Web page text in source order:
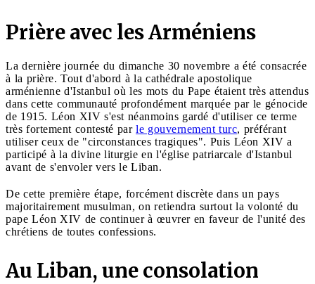
Prière avec les Arméniens
La dernière journée du dimanche 30 novembre a été consacrée
à la prière. Tout d'abord à la cathédrale apostolique
arménienne d'Istanbul où les mots du Pape étaient très attendus
dans cette communauté profondément marquée par le génocide
de 1915. Léon XIV s'est néanmoins gardé d'utiliser ce terme
très fortement contesté par le gouvernement turc, préférant
utiliser ceux de "circonstances tragiques". Puis Léon XIV a
participé à la divine liturgie en l'église patriarcale d'Istanbul
avant de s'envoler vers le Liban.
De cette première étape, forcément discrète dans un pays
majoritairement musulman, on retiendra surtout la volonté du
pape Léon XIV de continuer à œuvrer en faveur de l'unité des
chrétiens de toutes confessions.
Au Liban, une consolation